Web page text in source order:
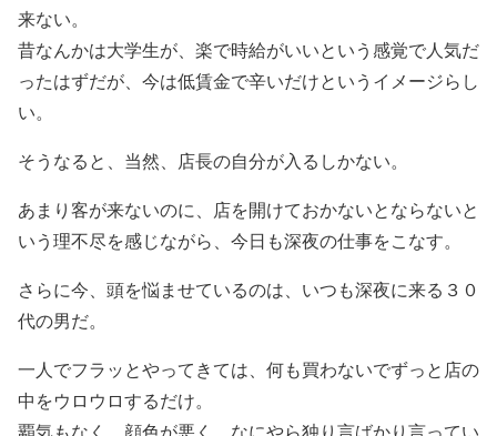
来ない。
昔なんかは大学生が、楽で時給がいいという感覚で人気だ
ったはずだが、今は低賃金で辛いだけというイメージらし
い。
そうなると、当然、店長の自分が入るしかない。
あまり客が来ないのに、店を開けておかないとならないと
いう理不尽を感じながら、今日も深夜の仕事をこなす。
さらに今、頭を悩ませているのは、いつも深夜に来る３０
代の男だ。
一人でフラッとやってきては、何も買わないでずっと店の
中をウロウロするだけ。
覇気もなく、顔色が悪く、なにやら独り言ばかり言ってい